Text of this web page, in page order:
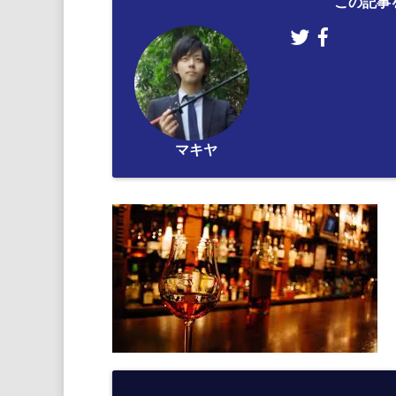
マキヤ